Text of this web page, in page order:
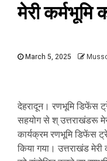
मेरी कर्मभूमि
March 5, 2025
देहरादून। रणभूमि डिफेंस
सहयोग से श् उत्तराखंडरू
कार्यक्रम रणभूमि डिफेंस
किया गया। उत्तराखंड